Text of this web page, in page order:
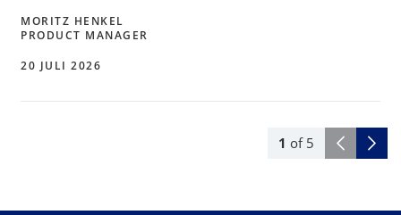
1 of 5
MORITZ HENKEL
PRODUCT MANAGER
20 JULI 2026